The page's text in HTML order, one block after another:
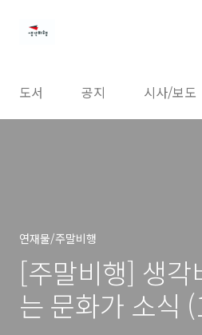
도서 공지 시사/보도
연재물/주말비행
[주말비행] 생각
는 문화가 소식